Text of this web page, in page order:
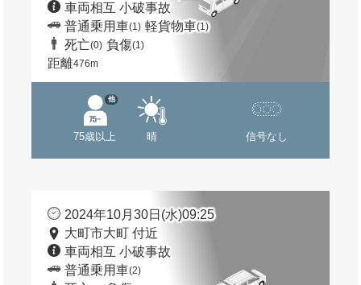
車両相互 小破事故
普通乗用車(1) 軽貨物車(1)
死亡(0) 負傷(1)
距離476m
75歳以上
他
晴 信号なし
2024年10月30日(水)09:25
大町市大町 付近
車両相互 小破事故
普通乗用車(2)